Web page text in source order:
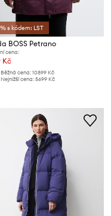
s kódem: LST
BOSS Petrano
cena:
Kč
Běžná cena:10899 Kč
Nejnižší cena:5699 Kč